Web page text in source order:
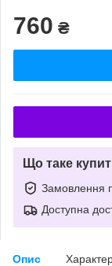
760 ₴
Що таке
Замовлення
Доступна
Опис